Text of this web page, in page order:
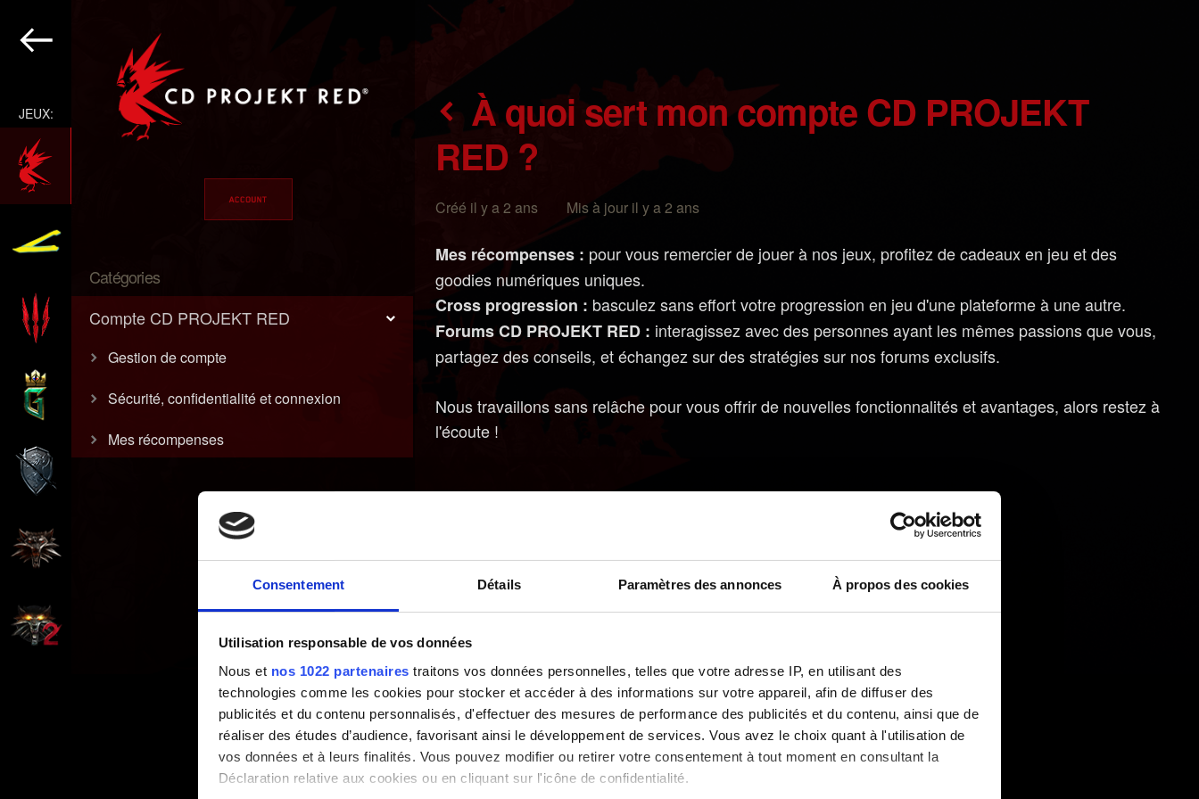
Consentement Détails Paramètres des annonces À propos des cookies
Utilisation responsable de vos données
Nous et nos 1022 partenaires traitons vos données personnelles, telles que votre adresse IP, en utilisant des
technologies comme les cookies pour stocker et accéder à des informations sur votre appareil, afin de diffuser des
publicités et du contenu personnalisés, d'effectuer des mesures de performance des publicités et du contenu, ainsi que de
réaliser des études d’audience, favorisant ainsi le développement de services. Vous avez le choix quant à l'utilisation de
vos données et à leurs finalités. Vous pouvez modifier ou retirer votre consentement à tout moment en consultant la
Déclaration relative aux cookies ou en cliquant sur l'icône de confidentialité.
JEUX:
Catégories
Compte CD PROJEKT RED
Gestion de compte
Sécurité, confidentialité et connexion
Mes récompenses
À quoi sert mon compte CD PROJEKT
RED ?
Créé il y a 2 ans Mis à jour il y a 2 ans
Mes récompenses : pour vous remercier de jouer à nos jeux, profitez de cadeaux en jeu et des
goodies numériques uniques.
Cross progression : basculez sans effort votre progression en jeu d'une plateforme à une autre.
Forums CD PROJEKT RED : interagissez avec des personnes ayant les mêmes passions que vous,
partagez des conseils, et échangez sur des stratégies sur nos forums exclusifs.
Nous travaillons sans relâche pour vous offrir de nouvelles fonctionnalités et avantages, alors restez à
l'écoute !